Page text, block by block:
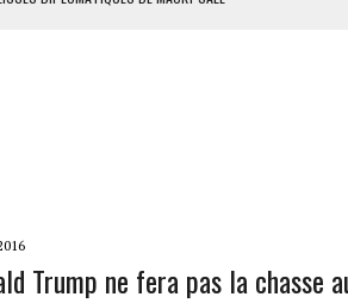
DE SIXIÈME
SYRIENNES
Trump ne fera pas la chasse